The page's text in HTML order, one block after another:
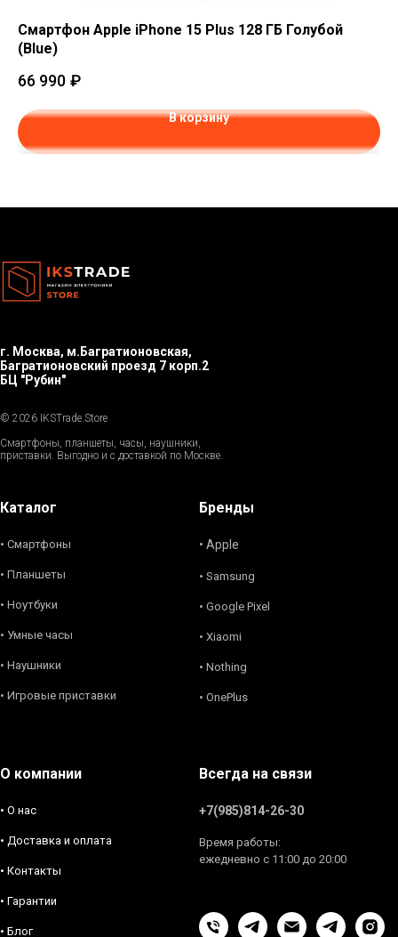
Смартфон Apple iPhone 15 Plus 128 ГБ Голубой
(Blue)
66 990 ₽
В корзину
г. Москва, м.Багратионовская,
Багратионовский проезд 7 корп.2
БЦ "Рубин"
© 2026 IKSTrade.Store
Смартфоны, планшеты, часы, наушники,
приставки. Выгодно и с доставкой по Москве.
Каталог
• Смартфоны
• Планшеты
• Ноутбуки
• Умные часы
• Наушники
• Игровые приставки
Бренды
• Apple
• Samsung
• Google Pixel
• Xiaomi
• Nothing
• OnePlus
О компании
• О нас
• Доставка и оплата
• Контакты
• Гарантии
• Блог
Всегда на связи
+7(985)814-26-30
Время работы:
ежедневно с 11:00 до 20:00